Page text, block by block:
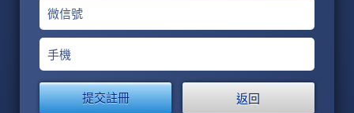
微信號
手機
返回